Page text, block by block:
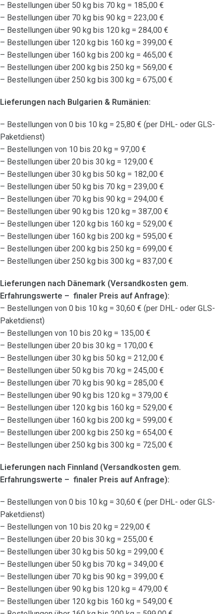
– Bestellungen über 50 kg bis 70 kg = 185,00 €
– Bestellungen über 70 kg bis 90 kg = 223,00 €
– Bestellungen über 90 kg bis 120 kg = 284,00 €
– Bestellungen über 120 kg bis 160 kg = 399,00 €
– Bestellungen über 160 kg bis 200 kg = 465,00 €
– Bestellungen über 200 kg bis 250 kg = 569,00 €
– Bestellungen über 250 kg bis 300 kg = 675,00 €
Lieferungen nach Bulgarien & Rumänien:
– Bestellungen von 0 bis 10 kg = 25,80 € (per DHL- oder GLS-
Paketdienst)
– Bestellungen von 10 bis 20 kg = 97,00 €
– Bestellungen über 20 bis 30 kg = 129,00 €
– Bestellungen über 30 kg bis 50 kg = 182,00 €
– Bestellungen über 50 kg bis 70 kg = 239,00 €
– Bestellungen über 70 kg bis 90 kg = 294,00 €
– Bestellungen über 90 kg bis 120 kg = 387,00 €
– Bestellungen über 120 kg bis 160 kg = 529,00 €
– Bestellungen über 160 kg bis 200 kg = 595,00 €
– Bestellungen über 200 kg bis 250 kg = 699,00 €
– Bestellungen über 250 kg bis 300 kg = 837,00 €
Lieferungen nach Dänemark (Versandkosten gem.
Erfahrungswerte – finaler Preis auf Anfrage):
– Bestellungen von 0 bis 10 kg = 30,60 € (per DHL- oder GLS-
Paketdienst)
– Bestellungen von 10 bis 20 kg = 135,00 €
– Bestellungen über 20 bis 30 kg = 170,00 €
– Bestellungen über 30 kg bis 50 kg = 212,00 €
– Bestellungen über 50 kg bis 70 kg = 245,00 €
– Bestellungen über 70 kg bis 90 kg = 285,00 €
– Bestellungen über 90 kg bis 120 kg = 379,00 €
– Bestellungen über 120 kg bis 160 kg = 529,00 €
– Bestellungen über 160 kg bis 200 kg = 599,00 €
– Bestellungen über 200 kg bis 250 kg = 654,00 €
– Bestellungen über 250 kg bis 300 kg = 725,00 €
Lieferungen nach Finnland (Versandkosten gem.
Erfahrungswerte – finaler Preis auf Anfrage):
– Bestellungen von 0 bis 10 kg = 30,60 € (per DHL- oder GLS-
Paketdienst)
– Bestellungen von 10 bis 20 kg = 229,00 €
– Bestellungen über 20 bis 30 kg = 255,00 €
– Bestellungen über 30 kg bis 50 kg = 299,00 €
– Bestellungen über 50 kg bis 70 kg = 349,00 €
– Bestellungen über 70 kg bis 90 kg = 399,00 €
– Bestellungen über 90 kg bis 120 kg = 479,00 €
– Bestellungen über 120 kg bis 160 kg = 549,00 €